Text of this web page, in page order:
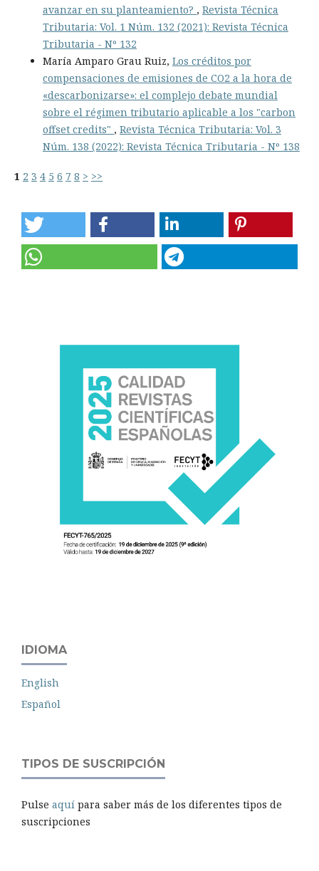
avanzar en su planteamiento? , Revista Técnica
Tributaria: Vol. 1 Núm. 132 (2021): Revista Técnica
Tributaria - Nº 132
María Amparo Grau Ruiz, Los créditos por
compensaciones de emisiones de CO2 a la hora de
«descarbonizarse»: el complejo debate mundial
sobre el régimen tributario aplicable a los "carbon
offset credits" , Revista Técnica Tributaria: Vol. 3
Núm. 138 (2022): Revista Técnica Tributaria - Nº 138
1 2 3 4 5 6 7 8 > >>
IDIOMA
English
Español
TIPOS DE SUSCRIPCIÓN
Pulse aquí para saber más de los diferentes tipos de
suscripciones